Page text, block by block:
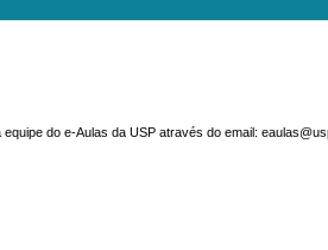
do e-Aulas da USP através do email: